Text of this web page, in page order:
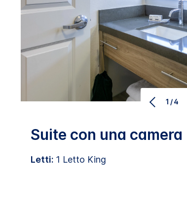
1/4
Suite con una camera
Letti: 1 Letto King